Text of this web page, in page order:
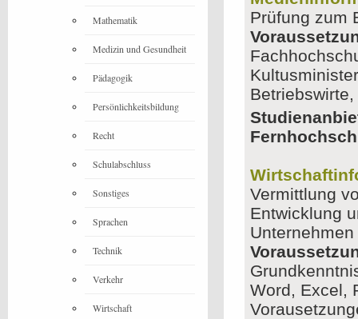
Prüfung zum
Vermittlung
Entwicklung
Unternehmen
Word, Excel,
Mathematik
Medizin und Gesundheit
Pädagogik
Persönlichkeitsbildung
Recht
Schulabschluss
Sonstiges
Sprachen
Technik
Verkehr
Wirtschaft